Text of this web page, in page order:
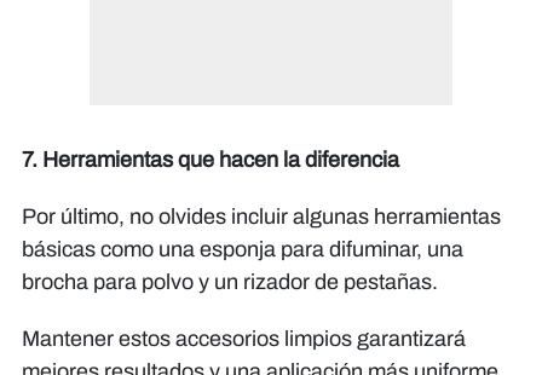
7. Herramientas que hacen la diferencia
Por último, no olvides incluir algunas herramientas
básicas como una esponja para difuminar, una
brocha para polvo y un rizador de pestañas.
Mantener estos accesorios limpios garantizará